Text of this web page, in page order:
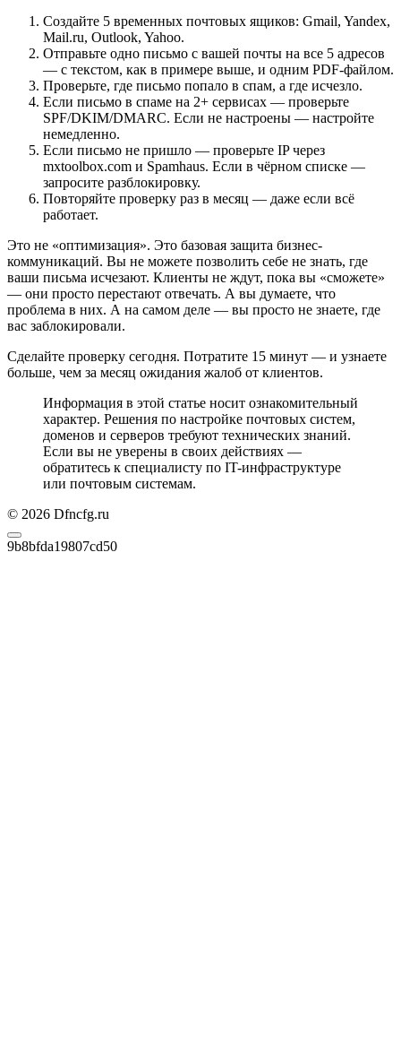
Создайте 5 временных почтовых ящиков: Gmail, Yandex,
Mail.ru, Outlook, Yahoo.
Отправьте одно письмо с вашей почты на все 5 адресов
— с текстом, как в примере выше, и одним PDF-файлом.
Проверьте, где письмо попало в спам, а где исчезло.
Если письмо в спаме на 2+ сервисах — проверьте
SPF/DKIM/DMARC. Если не настроены — настройте
немедленно.
Если письмо не пришло — проверьте IP через
mxtoolbox.com и Spamhaus. Если в чёрном списке —
запросите разблокировку.
Повторяйте проверку раз в месяц — даже если всё
работает.
Это не «оптимизация». Это базовая защита бизнес-
коммуникаций. Вы не можете позволить себе не знать, где
ваши письма исчезают. Клиенты не ждут, пока вы «сможете»
— они просто перестают отвечать. А вы думаете, что
проблема в них. А на самом деле — вы просто не знаете, где
вас заблокировали.
Сделайте проверку сегодня. Потратите 15 минут — и узнаете
больше, чем за месяц ожидания жалоб от клиентов.
Информация в этой статье носит ознакомительный
характер. Решения по настройке почтовых систем,
доменов и серверов требуют технических знаний.
Если вы не уверены в своих действиях —
обратитесь к специалисту по IT-инфраструктуре
или почтовым системам.
© 2026 Dfncfg.ru
9b8bfda19807cd50